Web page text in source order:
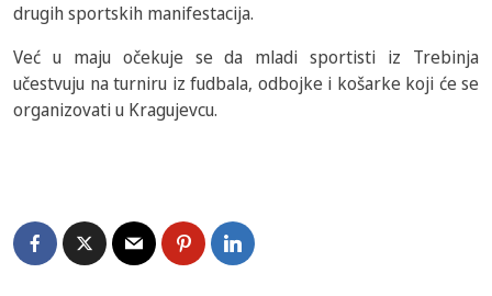
drugih sportskih manifestacija.
Već u maju očekuje se da mladi sportisti iz Trebinja
učestvuju na turniru iz fudbala, odbojke i košarke koji će se
organizovati u Kragujevcu.